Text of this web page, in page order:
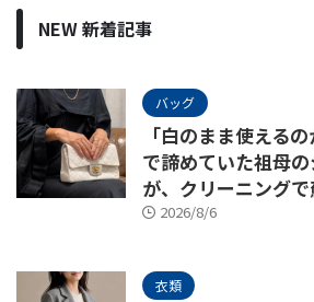
NEW 新着記事
バッグ
「白のまま使える
で諦めていた祖母
が、クリーニング
2026/8/6
衣類